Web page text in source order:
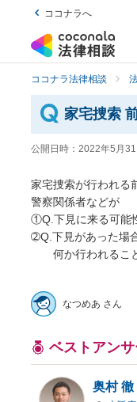
ココナラへ
ココナラ法律相談
家宅捜索
公開日時： 2022年5月
家宅捜索が行われる
警察関係者などが
①Q.下見に来る可能
➁Q.下見があった場
何か行われること
お願い
なつめあ さん
ベストアン
奥村 徹